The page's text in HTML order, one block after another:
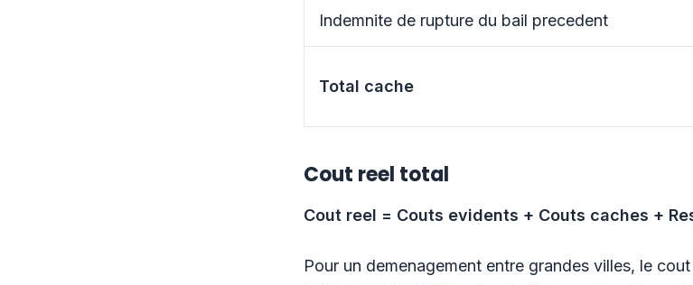
Indemnite de rupture du bail precedent
Total cache
Cout reel total
Cout reel = Couts evidents + Couts caches +
Pour un demenagement entre grandes villes, le